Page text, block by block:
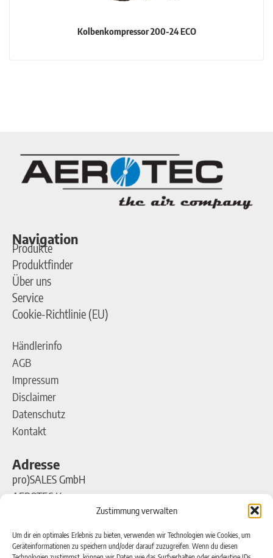
Zustimmung verwalten
Um dir ein optimales Erlebnis zu bieten, verwenden wir Technologien wie Cookies, um
Geräteinformationen zu speichern und/oder darauf zuzugreifen. Wenn du diesen
Kolbenkompressor 200-24 ECO
Navigation
Produkte
Produktfinder
Über uns
Service
Cookie-Richtlinie (EU)
Händlerinfo
AGB
Impressum
Disclaimer
Datenschutz
Kontakt
Adresse
pro)SALES GmbH
AEROTEC Kompressoren
Ferdinand-Porsche-Straße 16
63500 Seligenstadt